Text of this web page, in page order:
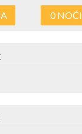
0NOĆI